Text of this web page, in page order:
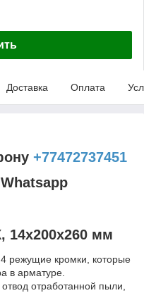
Доставка Оплата
+77472737451
14x200x260 мм
режущие кромки, которые
в арматуре.
отработанной пыли,